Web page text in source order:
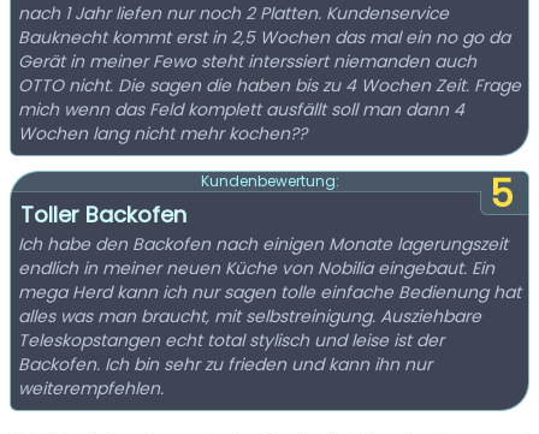
nach 1 Jahr liefen nur noch 2 Platten. Kundenservice
Bauknecht kommt erst in 2,5 Wochen das mal ein no go da
Gerät in meiner Fewo steht interssiert niemanden auch
OTTO nicht. Die sagen die haben bis zu 4 Wochen Zeit. Frage
mich wenn das Feld komplett ausfällt soll man dann 4
Wochen lang nicht mehr kochen??
5
Kundenbewertung:
Toller Backofen
Ich habe den Backofen nach einigen Monate lagerungszeit
endlich in meiner neuen Küche von Nobilia eingebaut. Ein
mega Herd kann ich nur sagen tolle einfache Bedienung hat
alles was man braucht, mit selbstreinigung. Ausziehbare
Teleskopstangen echt total stylisch und leise ist der
Backofen. Ich bin sehr zu frieden und kann ihn nur
weiterempfehlen.